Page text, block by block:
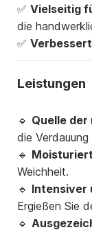
✅ Vielseitig
die
✅
Leistungen
🔹 Quelle
die
🔹
Weichheit.
🔹 Intensiver
Ergießen Sie
🔹